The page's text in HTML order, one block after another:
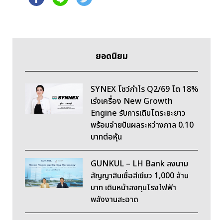
ยอดนิยม
SYNEX โชว์กำไร Q2/69 โต 18%
เร่งเครื่อง New Growth
Engine รับการเติบโตระยะยาว
พร้อมจ่ายปันผลระหว่างกาล 0.10
บาทต่อหุ้น
GUNKUL – LH Bank ลงนาม
สัญญาสินเชื่อสีเขียว 1,000 ล้าน
บาท เดินหน้าลงทุนโรงไฟฟ้า
พลังงานสะอาด